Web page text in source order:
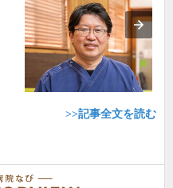
>>記事全文を読む